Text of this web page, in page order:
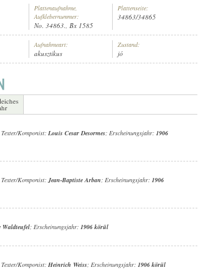
Plattenaufnahme,
Aufklebernummer:
No. 34863., Bx 1585
Plattenseite:
34863/34865
Aufnahmeart:
akusztikus
Zustand:
jó
Komponist: Louis Cesar Desormes; Erscheinungsjahr: 1906
Komponist:Jean-Baptiste Arban; Erscheinungsjahr: 1906
Waldteufel; Erscheinungsjahr: 1906 körül
Komponist: Heinrich Weiss; Erscheinungsjahr: 1906 körül